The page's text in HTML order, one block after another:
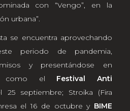
con “Vengo”, en la
urbana”.
se encuentra aprovechando
periodo de pandemia,
y presentándose en
como el Festival Anti
25 septiembre; Stroika (Fira
el 16 de octubre y BIME